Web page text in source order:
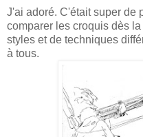
J'ai adoré. C'était super de
comparer les croquis dès
styles et de techniques
à tous.